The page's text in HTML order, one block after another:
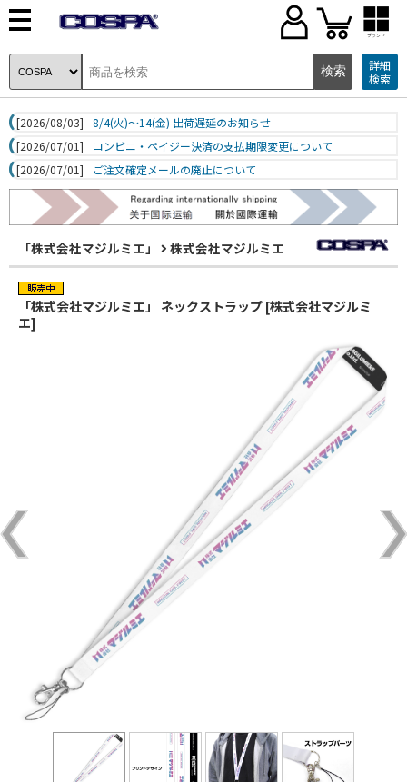
ブランド
詳細
検索
[2026/08/03]
8/4(火)～14(金) 出荷遅延のお知らせ
[2026/07/01]
コンビニ・ペイジー決済の支払期限変更について
[2026/07/01]
ご注文確定メールの廃止について
「株式会社マジルミエ」 株式会社マジルミエ
「株式会社マジルミエ」 ネックストラップ [株式会社マジルミ
エ]